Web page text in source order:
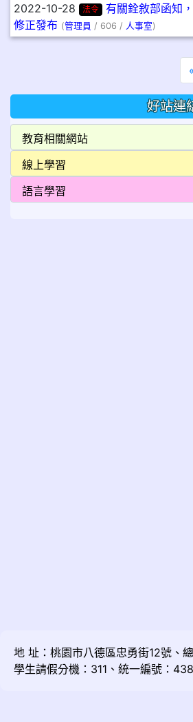
2022-10-28 法令
有關銓敘部函知
修正發布 (管理員 / 606 / 人事室)
好站連
地 址：桃園市八德區忠勇街12號
學生請假分機：311、統一編號：